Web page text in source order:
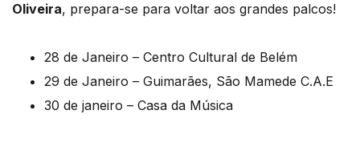
Oliveira, prepara-se para voltar aos grandes palcos!
28 de Janeiro – Centro Cultural de Belém
29 de Janeiro – Guimarães, São Mamede C.A.E
30 de janeiro – Casa da Música